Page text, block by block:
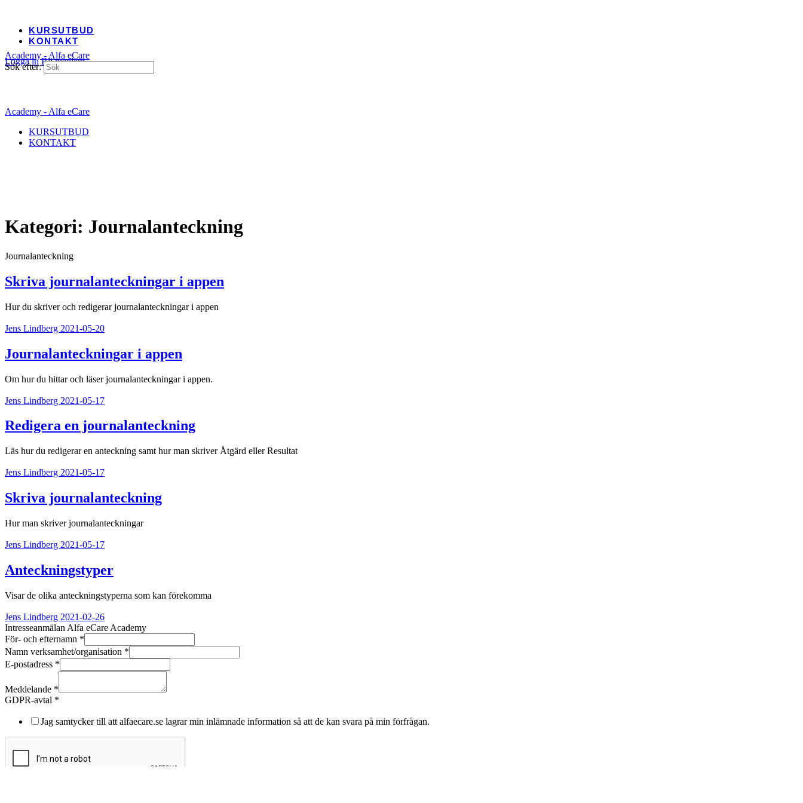
KURSUTBUD
KONTAKT
Logga in Bli medlem
Academy - Alfa eCare
Sök efter:
Academy - Alfa eCare
KURSUTBUD
KONTAKT
Kategori: Journalanteckning
Journalanteckning
Skriva journalanteckningar i appen
Hur du skriver och redigerar journalanteckningar i appen
Jens Lindberg 2021-05-20
Journalanteckningar i appen
Om hur du hittar och läser journalanteckningar i appen.
Jens Lindberg 2021-05-17
Redigera en journalanteckning
Läs hur du redigerar en anteckning samt hur man skriver Åtgärd eller Resultat
Jens Lindberg 2021-05-17
Skriva journalanteckning
Hur man skriver journalanteckningar
Jens Lindberg 2021-05-17
Anteckningstyper
Visar de olika anteckningstyperna som kan förekomma
Jens Lindberg 2021-02-26
Intresseanmälan Alfa eCare Academy
För- och efternamn *
Namn verksamhet/organisation *
Meddelande
E-
postadress
E-postadress *
Meddelande *
GDPR-avtal *
Jag samtycker till att alfaecare.se lagrar min inlämnade information så att de kan svara på min förfrågan.